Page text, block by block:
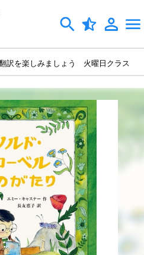
訳を楽しみましょう 火曜日クラス